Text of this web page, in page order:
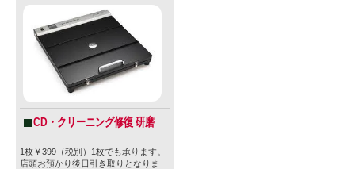
CD・クリーニング修復 研磨
1枚￥399（税別）1枚でも承ります。
店頭お預かり後日引き取りとなりま